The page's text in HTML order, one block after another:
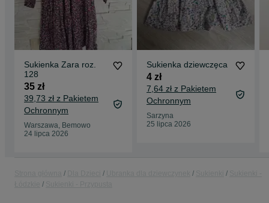
Sukienka Zara roz.
128
35 zł
39,73 zł z Pakietem
Ochronnym
Warszawa, Bemowo
24 lipca 2026
Sukienka dziewczęca
4 zł
7,64 zł z Pakietem
Ochronnym
Sarzyna
25 lipca 2026